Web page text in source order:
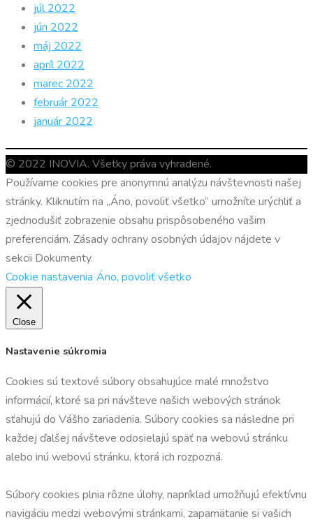
júl 2022
jún 2022
máj 2022
apríl 2022
marec 2022
február 2022
január 2022
© 2022 INOVIA. Všetky práva vyhradené.
Používame cookies pre anonymnú analýzu návštevnosti našej
stránky. Kliknutím na „Áno, povoliť všetko“ umožníte urýchliť a
zjednodušiť zobrazenie obsahu prispôsobeného vašim
preferenciám. Zásady ochrany osobných údajov nájdete v
sekcii Dokumenty.
Cookie nastavenia Áno, povoliť všetko
Close
Nastavenie súkromia
Cookies sú textové súbory obsahujúce malé množstvo
informácií, ktoré sa pri návšteve našich webových stránok
sťahujú do Vášho zariadenia. Súbory cookies sa následne pri
každej ďalšej návšteve odosielajú späť na webovú stránku
alebo inú webovú stránku, ktorá ich rozpozná.
Súbory cookies plnia rôzne úlohy, napríklad umožňujú efektívnu
navigáciu medzi webovými stránkami, zapamätanie si vašich